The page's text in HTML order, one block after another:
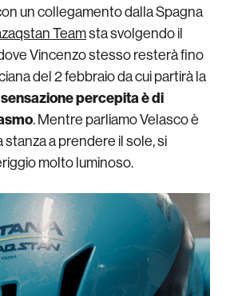
un collegamento dalla Spagna
Teamsta svolgendo il
Vincenzo stesso resterà fino
del 2 febbraio da cui partirà la
percepita è di
. Mentre parliamo Velasco è
a prendere il sole, si
molto luminoso.